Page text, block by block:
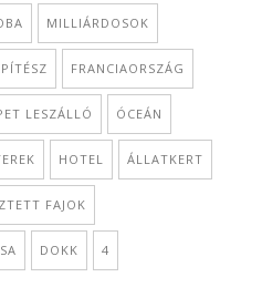
MILLIÁRDOSOK
FRANCIAORSZÁG
LESZÁLLÓ ÓCEÁN
HOTEL ÁLLATKERT
FAJOK
DOKK 4